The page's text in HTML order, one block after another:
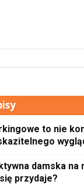
to nie
damska na
przydaje?